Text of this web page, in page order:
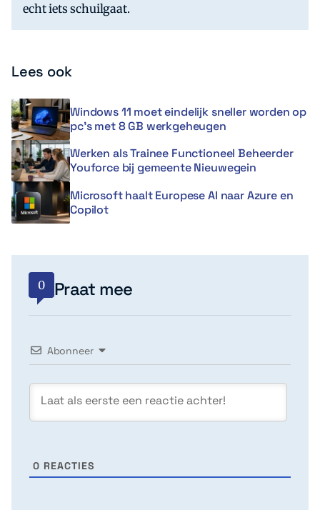
echt iets schuilgaat.
Lees ook
Windows 11 moet eindelijk sneller worden op
pc’s met 8 GB werkgeheugen
Werken als Trainee Functioneel Beheerder
Youforce bij gemeente Nieuwegein
Microsoft haalt Europese AI naar Azure en
Copilot
0 Praat mee
Abonneer
0 REACTIES